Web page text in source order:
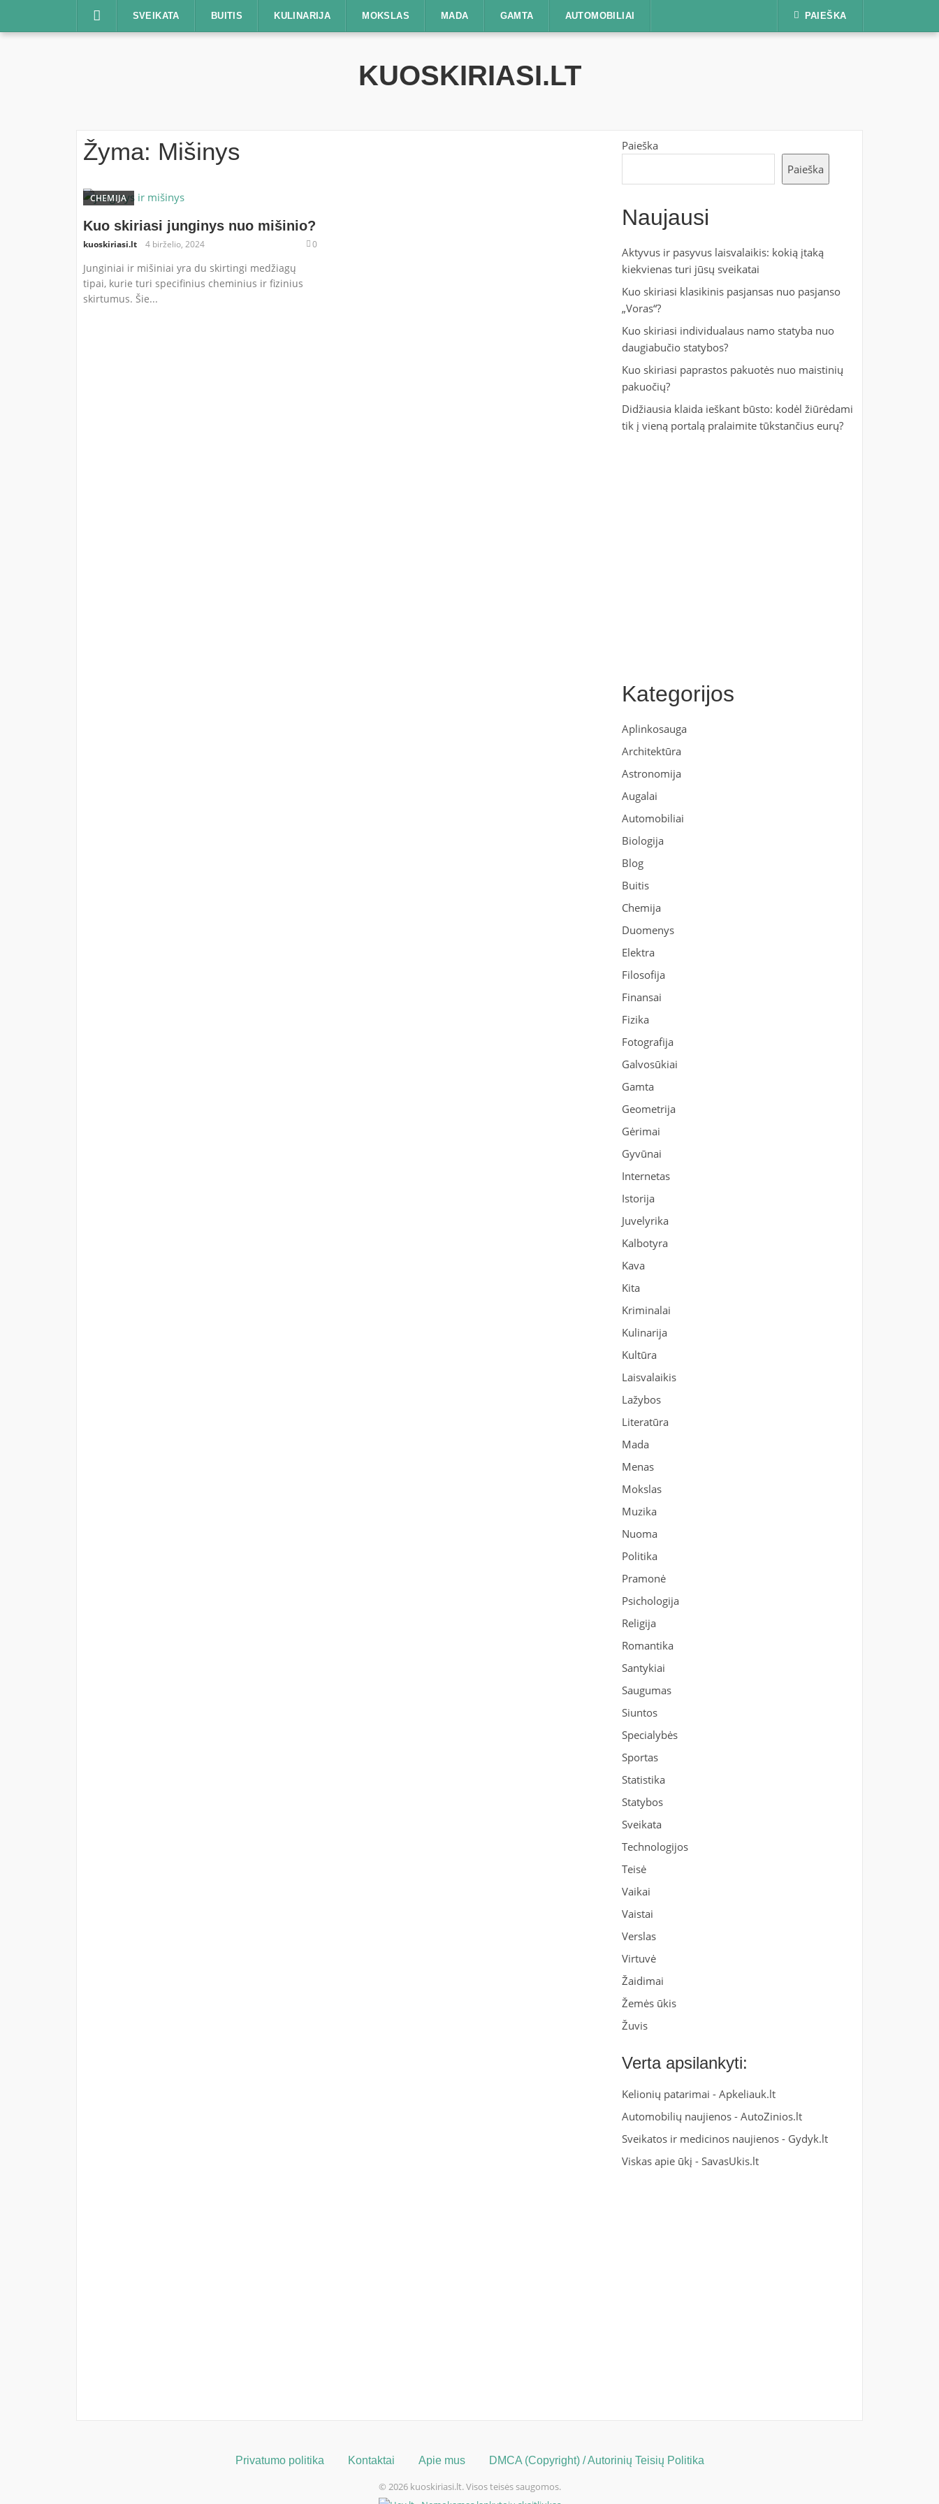
SVEIKATA BUITIS KULINARIJA MOKSLAS MADA GAMTA AUTOMOBILIAI PAIEŠKA
KUOSKIRIASI.LT
Žyma: Mišinys
CHEMIJA
Kuo skiriasi junginys nuo mišinio?
kuoskiriasi.lt 4 birželio, 2024 0
Junginiai ir mišiniai yra du skirtingi medžiagų
tipai, kurie turi specifinius cheminius ir fizinius
skirtumus. Šie...
Paieška
Paieška
Naujausi
Aktyvus ir pasyvus laisvalaikis: kokią įtaką
kiekvienas turi jūsų sveikatai
Kuo skiriasi klasikinis pasjansas nuo pasjanso
„Voras“?
Kuo skiriasi individualaus namo statyba nuo
daugiabučio statybos?
Kuo skiriasi paprastos pakuotės nuo maistinių
pakuočių?
Didžiausia klaida ieškant būsto: kodėl žiūrėdami
tik į vieną portalą pralaimite tūkstančius eurų?
Kategorijos
Aplinkosauga
Architektūra
Astronomija
Augalai
Automobiliai
Biologija
Blog
Buitis
Chemija
Duomenys
Elektra
Filosofija
Finansai
Fizika
Fotografija
Galvosūkiai
Gamta
Geometrija
Gėrimai
Gyvūnai
Internetas
Istorija
Juvelyrika
Kalbotyra
Kava
Kita
Kriminalai
Kulinarija
Kultūra
Laisvalaikis
Lažybos
Literatūra
Mada
Menas
Mokslas
Muzika
Nuoma
Politika
Pramonė
Psichologija
Religija
Romantika
Santykiai
Saugumas
Siuntos
Specialybės
Sportas
Statistika
Statybos
Sveikata
Technologijos
Teisė
Vaikai
Vaistai
Verslas
Virtuvė
Žaidimai
Žemės ūkis
Žuvis
Verta apsilankyti:
Kelionių patarimai -Apkeliauk.lt
Automobilių naujienos -AutoZinios.lt
Sveikatos ir medicinos naujienos - Gydyk.lt
Viskas apie ūkį -SavasUkis.lt
Privatumo politika Kontaktai Apie mus DMCA (Copyright) / Autorinių Teisių Politika
© 2026 kuoskiriasi.lt. Visos teisės saugomos.